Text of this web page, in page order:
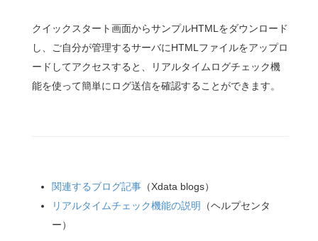
クイックスタート画面からサンプルHTMLをダウンロード
し、ご自分が管理するサーバにHTMLファイルをアップロ
ードしてアクセスすると、リアルタイムログチェック機
能を使って簡単にログ送信を確認することができます。
関連するブログ記事（Xdata blogs）
リアルタイムチェック機能の説明
（ヘルプセンタ
ー）